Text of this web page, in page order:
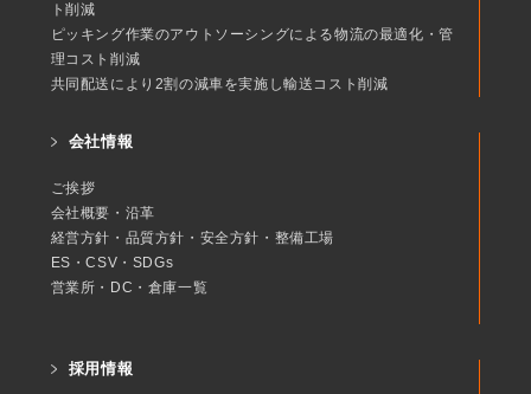
ト削減
ピッキング作業のアウトソーシングによる物流の最適化・管
理コスト削減
共同配送により2割の減車を実施し輸送コスト削減
会社情報
ご挨拶
会社概要・沿革
経営方針・品質方針・安全方針・整備工場
ES・CSV・SDGs
営業所・DC・倉庫一覧
採用情報